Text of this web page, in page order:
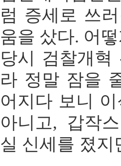
럼 증세로 쓰
움을 샀다. 어
당시 검찰개혁
라 정말 잠을
어지다 보니
아니고, 갑작
실 신세를 졌